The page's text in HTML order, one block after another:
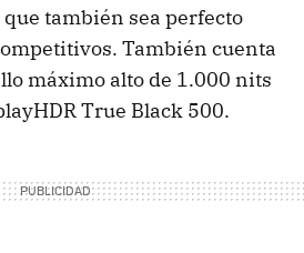
también sea perfecto
También cuenta
máximo alto de 1.000 nits
True Black 500.